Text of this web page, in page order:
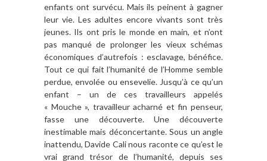
enfants ont survécu. Mais ils peinent à gagner
leur vie. Les adultes encore vivants sont très
jeunes. Ils ont pris le monde en main, et n’ont
pas manqué de prolonger les vieux schémas
économiques d’autrefois : esclavage, bénéfice.
Tout ce qui fait l’humanité de l’Homme semble
perdue, envolée ou ensevelie. Jusqu’à ce qu’un
enfant – un de ces travailleurs appelés
« Mouche », travailleur acharné et fin penseur,
fasse une découverte. Une découverte
inestimable mais déconcertante. Sous un angle
inattendu, Davide Cali nous raconte ce qu’est le
vrai grand trésor de l’humanité, depuis ses